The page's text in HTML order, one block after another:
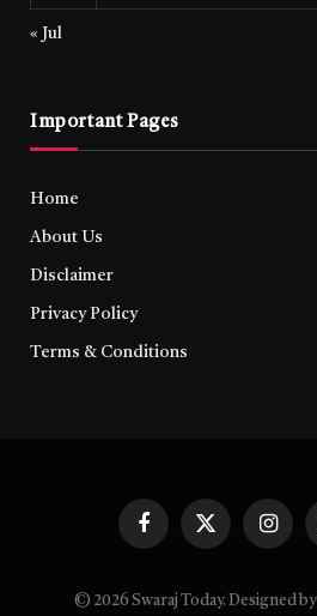
« Jul
Important Pages
Home
About Us
Disclaimer
Privacy Policy
Terms & Conditions
FacebookX
© 2026 Swaraj Today. Designed by